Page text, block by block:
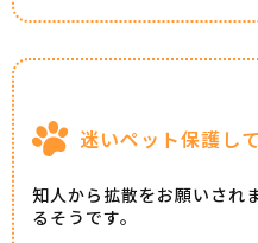
迷いペット保護し
知人から拡散をお願いされ
るそうです。